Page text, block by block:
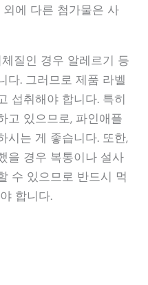
에 다른 첨가물은 사
질인 경우 알레르기 등
다. 그러므로 제품 라벨
섭취해야 합니다. 특히
고 있으므로, 파인애플
시는 게 좋습니다. 또한,
을 경우 복통이나 설사
수 있으므로 반드시 먹
합니다.